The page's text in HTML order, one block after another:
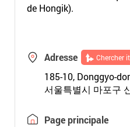
de Hongik).
Adresse Chercher
185-10, Donggyo-
서울특별시 마포구
Page principale